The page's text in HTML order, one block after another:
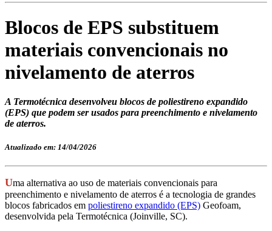
Blocos de EPS substituem
materiais convencionais no
nivelamento de aterros
A Termotécnica desenvolveu blocos de poliestireno expandido
(EPS) que podem ser usados para preenchimento e nivelamento
de aterros.
Atualizado em: 14/04/2026
Uma alternativa ao uso de materiais convencionais para
preenchimento e nivelamento de aterros é a tecnologia de grandes
blocos fabricados em poliestireno expandido (EPS) Geofoam,
desenvolvida pela Termotécnica (Joinville, SC).